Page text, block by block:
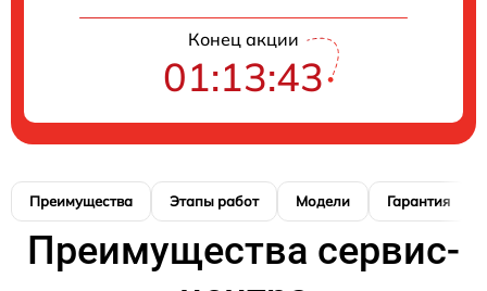
Конец акции
01:13:42
Преимущества Этапы работ Модели Гарантия
Преимущества сервис-